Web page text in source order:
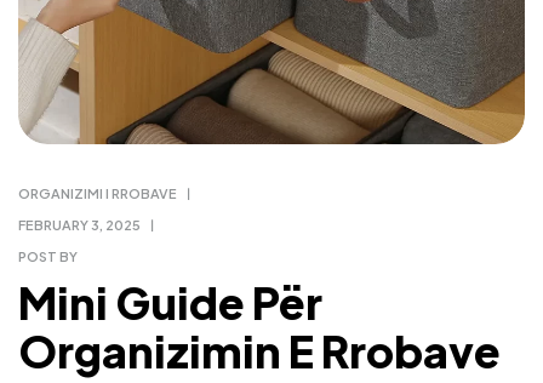
FEBRUARY 3, 2025
ORGANIZIMI I RROBAVE
POST BY
Mini Guide Për
Organizimin E Rrobave